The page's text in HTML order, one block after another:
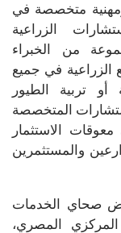
متخصصة في
الزراعية
من الخبراء
في جميع
تربية الطيور
المتخصصة
الاستثمار
والمستثمرين
صحاي الخدمات
المصري،